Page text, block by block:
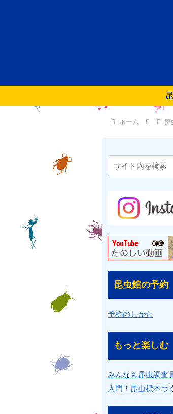
ホーム 昆
昆虫館の予約
予約のしかた
もっと楽しむ
みんなも昆虫調査
入門！昆虫標本づ